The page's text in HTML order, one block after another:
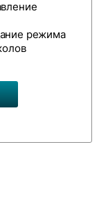
режима